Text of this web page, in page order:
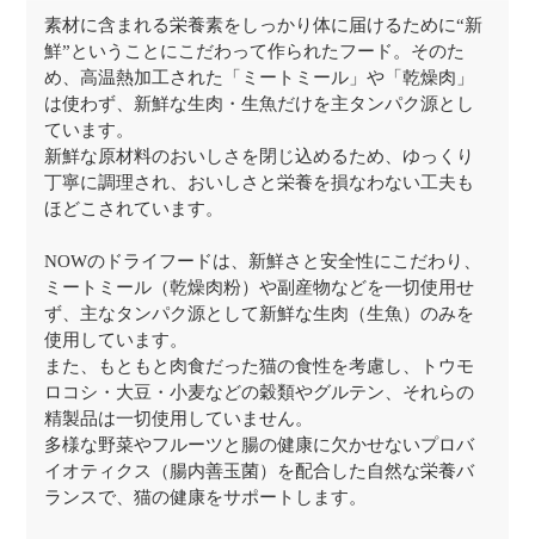
素材に含まれる栄養素をしっかり体に届けるために“新
鮮”ということにこだわって作られたフード。そのた
め、高温熱加工された「ミートミール」や「乾燥肉」
は使わず、新鮮な生肉・生魚だけを主タンパク源とし
ています。
新鮮な原材料のおいしさを閉じ込めるため、ゆっくり
丁寧に調理され、おいしさと栄養を損なわない工夫も
ほどこされています。
NOWのドライフードは、新鮮さと安全性にこだわり、
ミートミール（乾燥肉粉）や副産物などを一切使用せ
ず、主なタンパク源として新鮮な生肉（生魚）のみを
使用しています。
また、もともと肉食だった猫の食性を考慮し、トウモ
ロコシ・大豆・小麦などの穀類やグルテン、それらの
精製品は一切使用していません。
多様な野菜やフルーツと腸の健康に欠かせないプロバ
イオティクス（腸内善玉菌）を配合した自然な栄養バ
ランスで、猫の健康をサポートします。